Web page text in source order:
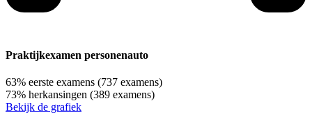
Praktijkexamen personenauto
63% eerste examens (737 examens)
73% herkansingen (389 examens)
Bekijk de grafiek